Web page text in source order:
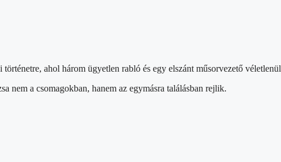
ahol három ügyetlen rabló és egy elszánt műsorvezető
nem a csomagokban, hanem az egymásra találásban rejlik.